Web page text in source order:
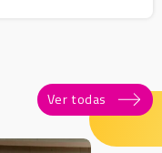
Ver todas